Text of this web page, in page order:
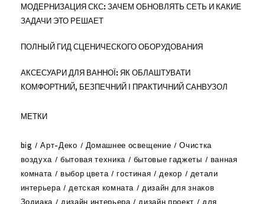
МОДЕРНИЗАЦИЯ СКС: ЗАЧЕМ ОБНОВЛЯТЬ СЕТЬ И КАКИЕ
ЗАДАЧИ ЭТО РЕШАЕТ
ПОЛНЫЙ ГИД СЦЕНИЧЕСКОГО ОБОРУДОВАНИЯ
АКСЕСУАРИ ДЛЯ ВАННОЇ: ЯК ОБЛАШТУВАТИ
КОМФОРТНИЙ, БЕЗПЕЧНИЙ І ПРАКТИЧНИЙ САНВУЗОЛ
МЕТКИ
big Арт-Деко Домашнее освещение
Очистка
воздуха
бытовая техника бытовые гаджеты
ванная
комната
выбор цвета гостиная декор
детали
интерьера
детская комната
дизайн для знаков
Зодиака
дизайн интерьера дизайн проект
для